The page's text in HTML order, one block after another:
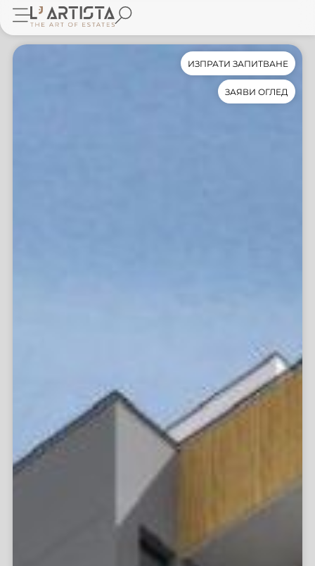
ИЗПРАТИ ЗАПИТВАНЕ
ЗАЯВИ ОГЛЕД